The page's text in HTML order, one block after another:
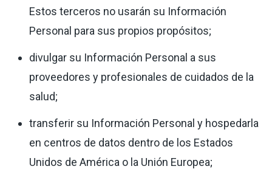
Estos terceros no usarán su Información
Personal para sus propios propósitos;
divulgar su Información Personal a sus
proveedores y profesionales de cuidados de la
salud;
transferir su Información Personal y hospedarla
en centros de datos dentro de los Estados
Unidos de América o la Unión Europea;